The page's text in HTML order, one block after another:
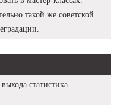
такой же советской
статистика